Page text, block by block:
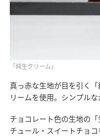
「純生クリーム」
真っ赤な生地が目を引く
リームを使用。シンプルな
チョコレート色の生地の
チュール・スイートチョ